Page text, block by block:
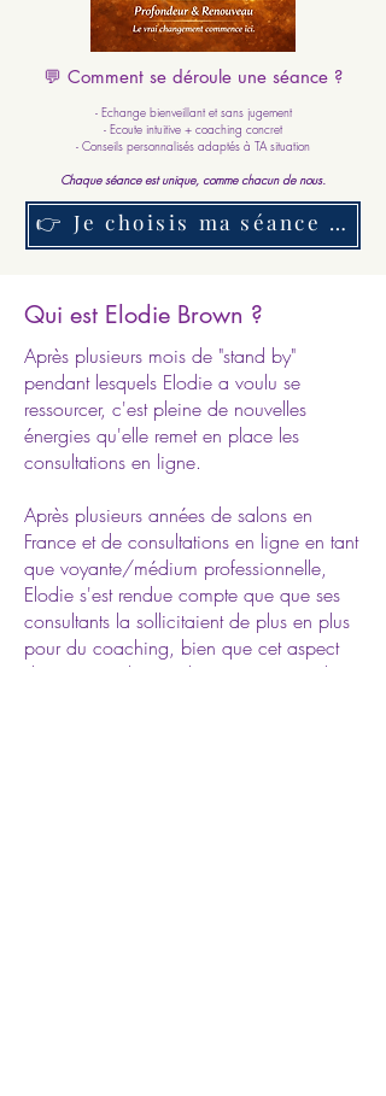
💬 Comment se déroule une séance ?
- Echange bienveillant et sans jugement
- Ecoute intuitive + coaching concret
- Conseils personnalisés adaptés à TA situation
Chaque séance est unique, comme chacun de nous.
👉 Je choisis ma séance
Qui est Elodie Brown ?
Après plusieurs mois de "stand by"
pendant lesquels Elodie a voulu se
ressourcer, c'est pleine de nouvelles
énergies qu'elle remet en place les
consultations en ligne.
Après plusieurs années de salons en
France et de consultations en ligne en tant
que voyante/médium professionnelle,
Elodie s'est rendue compte que que ses
consultants la sollicitaient de plus en plus
pour du coaching, bien que cet aspect
de ses consultations lui paraissait évident.